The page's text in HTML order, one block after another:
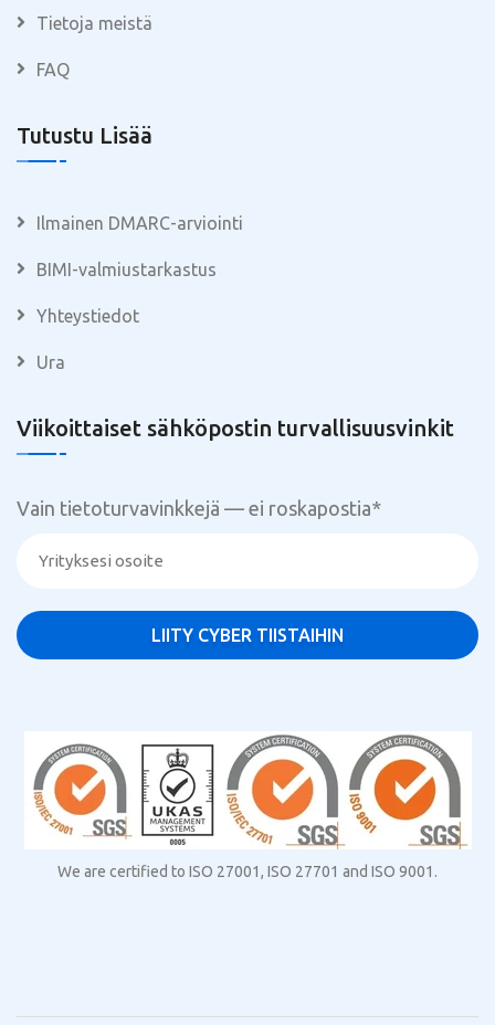
Tietoja meistä
FAQ
Tutustu Lisää
Ilmainen DMARC-arviointi
BIMI-valmiustarkastus
Yhteystiedot
Ura
Viikoittaiset sähköpostin turvallisuusvinkit
Vain tietoturvavinkkejä — ei roskapostia*
We are certified to ISO 27001, ISO 27701 and ISO 9001.